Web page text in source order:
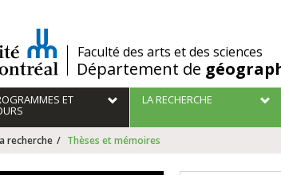
/Faculté des arts et des sciences
Département de
ET LA RECHERCHE
recherche Thèses et mémoires